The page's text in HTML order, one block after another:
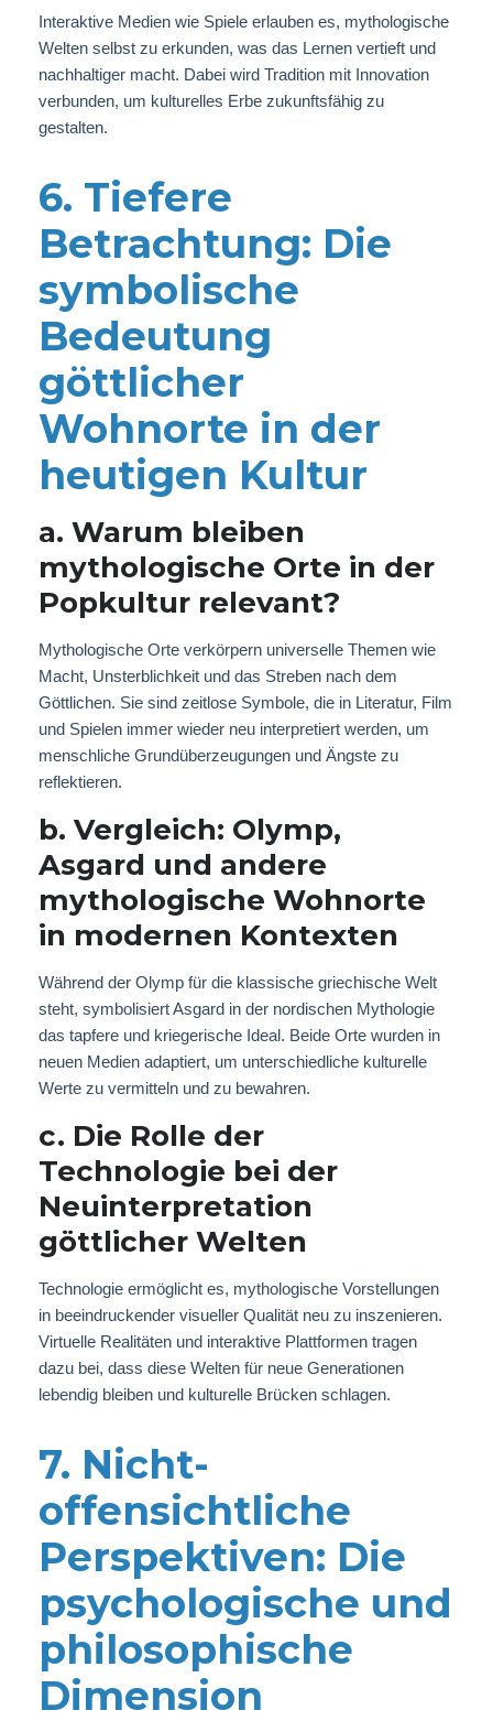
Interaktive Medien wie Spiele erlauben es, mythologische
Welten selbst zu erkunden, was das Lernen vertieft und
nachhaltiger macht. Dabei wird Tradition mit Innovation
verbunden, um kulturelles Erbe zukunftsfähig zu
gestalten.
6. Tiefere
Betrachtung: Die
symbolische
Bedeutung
göttlicher
Wohnorte in der
heutigen Kultur
a. Warum bleiben
mythologische Orte in der
Popkultur relevant?
Mythologische Orte verkörpern universelle Themen wie
Macht, Unsterblichkeit und das Streben nach dem
Göttlichen. Sie sind zeitlose Symbole, die in Literatur, Film
und Spielen immer wieder neu interpretiert werden, um
menschliche Grundüberzeugungen und Ängste zu
reflektieren.
b. Vergleich: Olymp,
Asgard und andere
mythologische Wohnorte
in modernen Kontexten
Während der Olymp für die klassische griechische Welt
steht, symbolisiert Asgard in der nordischen Mythologie
das tapfere und kriegerische Ideal. Beide Orte wurden in
neuen Medien adaptiert, um unterschiedliche kulturelle
Werte zu vermitteln und zu bewahren.
c. Die Rolle der
Technologie bei der
Neuinterpretation
göttlicher Welten
Technologie ermöglicht es, mythologische Vorstellungen
in beeindruckender visueller Qualität neu zu inszenieren.
Virtuelle Realitäten und interaktive Plattformen tragen
dazu bei, dass diese Welten für neue Generationen
lebendig bleiben und kulturelle Brücken schlagen.
7. Nicht-
offensichtliche
Perspektiven: Die
psychologische und
philosophische
Dimension